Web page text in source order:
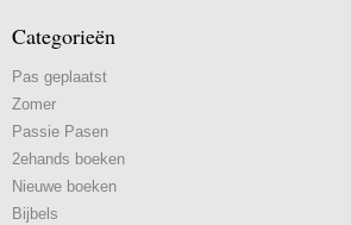
Categorieën
Pas geplaatst
Zomer
Passie Pasen
2ehands boeken
Nieuwe boeken
Bijbels